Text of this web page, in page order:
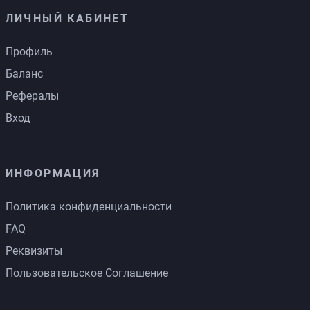
ЛИЧНЫЙ КАБИНЕТ
Профиль
Баланс
Рефералы
Вход
ИНФОРМАЦИЯ
Политика конфиденциальности
FAQ
Реквизиты
Пользовательское Соглашение